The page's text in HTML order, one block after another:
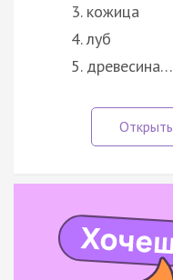
кожица
луб
древесина…